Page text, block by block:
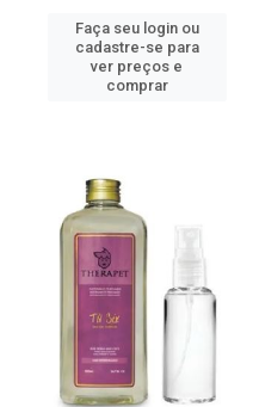
Faça seu login ou
cadastre-se para
ver preços e
comprar